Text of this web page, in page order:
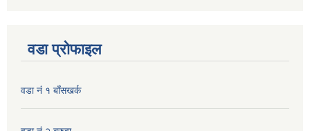
वडा प्रोफाइल
वडा नं १ बाँसखर्क